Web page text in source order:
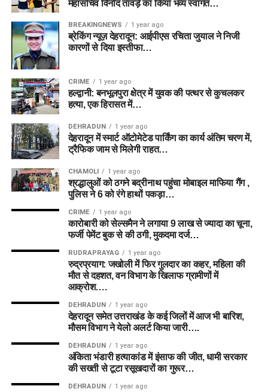
महासचिव विनोद तावड़े का किया भव्य स्वागत…
BREAKINGNEWS 1 year ago
ब्रेकिंग न्यूज़ देहरादून: आईपीएस रचिता जुयाल ने निजी
कारणों से दिया इस्तीफा…
CRIME 1 year ago
हल्द्वानी: बनभूलपुरा क्षेत्र में युवक की पत्थर से कुचलकर
हत्या, एक हिरासत में…
DEHRADUN 1 year ago
देहरादून में स्मार्ट ऑटोमेटेड पार्किंग का कार्य अंतिम चरण में,
ट्रैफिक जाम से मिलेगी राहत…
CHAMOLI 1 year ago
श्रद्धालुओं को ठगने बद्रीनाथ पहुंचा मोबाइल माफिया गैंग ,
पुलिस ने 6 को रंगे हाथों पकड़ा…
CRIME 1 year ago
कारोबारी को सेल्समैन ने लगाया 9 लाख से ज्यादा का चूना,
फर्जी पेमेंट बुक से की ठगी, मुकदमा दर्ज…
RUDRAPRAYAG 1 year ago
रुद्रप्रयाग: जखोली में फिर गुलदार का कहर, महिला की
मौत से दहशत, वन विभाग के खिलाफ ग्रामीणों में
आक्रोश….
DEHRADUN 1 year ago
देहरादून समेत उत्तराखंड के कई जिलों में आज भी बारिश,
मौसम विभाग ने येलो अलर्ट किया जारी….
DEHRADUN 1 year ago
अंकिता भंडारी हत्याकांड में इंसाफ की जीत, धामी सरकार
की सख्ती से टूटा रसूखदारों का गुरूर…
DEHRADUN 1 year ago